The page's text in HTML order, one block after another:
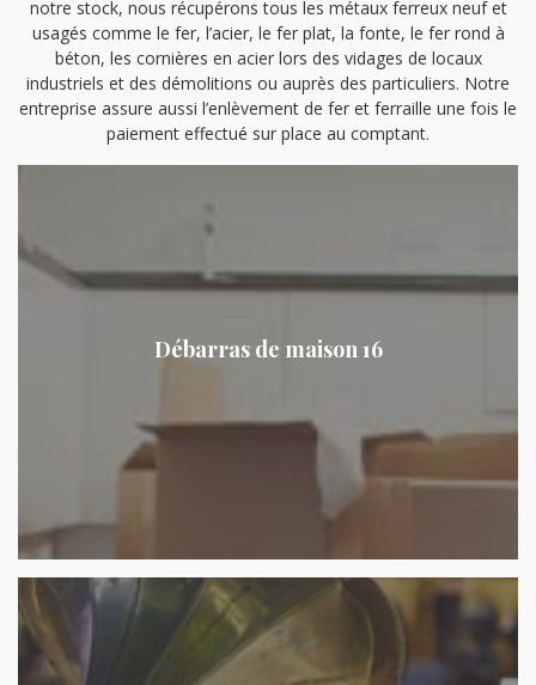
notre stock, nous récupérons tous les métaux ferreux neuf et
usagés comme le fer, l’acier, le fer plat, la fonte, le fer rond à
béton, les cornières en acier lors des vidages de locaux
industriels et des démolitions ou auprès des particuliers. Notre
entreprise assure aussi l’enlèvement de fer et ferraille une fois le
paiement effectué sur place au comptant.
Débarras de maison 16